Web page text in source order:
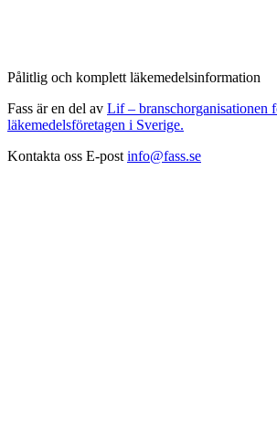
Pålitlig och komplett läkemedelsinformation
Fass är en del av Lif – branschorganisationen
läkemedelsföretagen i Sverige.
Kontakta oss E-post info@fass.se